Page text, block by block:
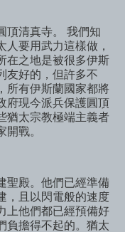
頂清真寺。 我們知
要用武力這樣做，
在之地是被很多伊斯
友好的，但許多不
所有伊斯蘭國家都將
府現今派兵保護圓頂
猶太宗教極端主義者
戰。
聖殿。他們已經準備
，且以閃電般的速度
上他們都已經預備好
負擔得不起的。猶太